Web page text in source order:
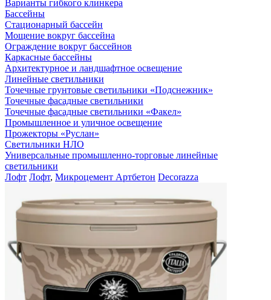
Варианты гибкого клинкера
Бассейны
Стационарный бассейн
Мощение вокруг бассейна
Ограждение вокруг бассейнов
Каркасные бассейны
Архитектурное и ландшафтное освещение
Линейные светильники
Точечные грунтовые светильники «Подснежник»
Точечные фасадные светильники
Точечные фасадные светильники «Факел»
Промышленное и уличное освещение
Прожекторы «Руслан»
Светильники НЛО
Универсальные промышленно-торговые линейные
светильники
Лофт Лофт, Микроцемент Артбетон Decorazza